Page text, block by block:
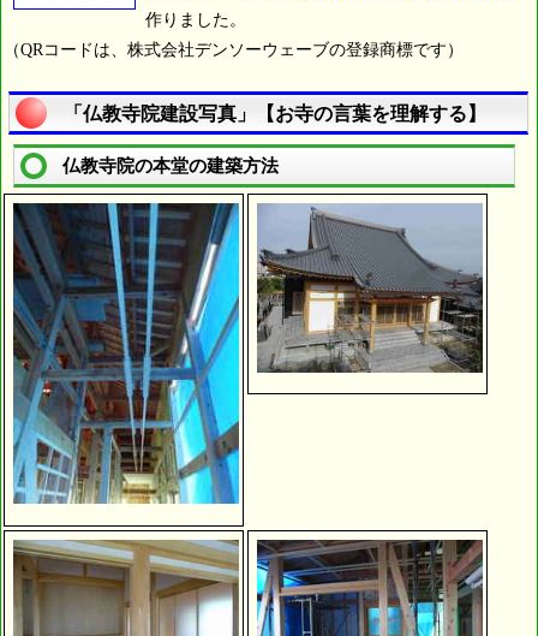
作りました。
（QRコードは、株式会社デンソーウェーブの登録商標です）
「仏教寺院建設写真」【お寺の言葉を理解する】
仏教寺院の本堂の建築方法